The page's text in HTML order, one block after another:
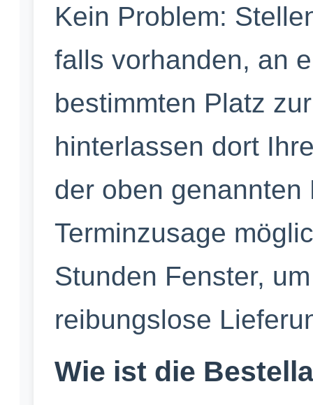
Kein Problem:
falls vorhanden, an
bestimmten Platz
hinterlassen dort
der oben
Terminzusage
Stunden Fenster,
reibungslose
Wie ist die